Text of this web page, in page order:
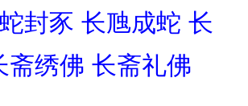
封豕 长虺成蛇 长
斋绣佛 长斋礼佛